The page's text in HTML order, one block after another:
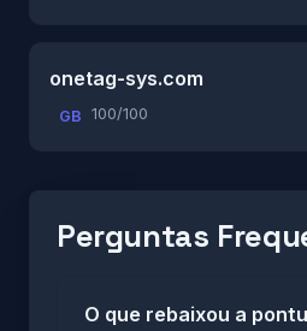
onetag-sys.com
GB 100/100
Perguntas
O que rebaixou a